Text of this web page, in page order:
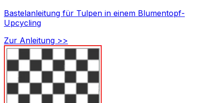
Bastelanleitung für Tulpen in einem Blumentopf-
Upcycling
Zur Anleitung >>